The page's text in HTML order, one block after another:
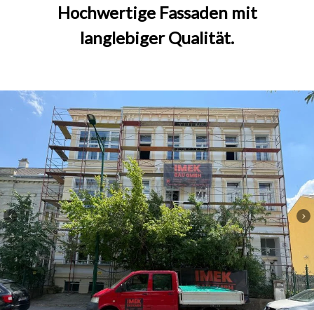
Hochwertige Fassaden mit
langlebiger Qualität.